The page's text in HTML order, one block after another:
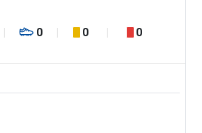
0 0 0